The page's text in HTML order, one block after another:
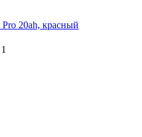
20ah, красный
1